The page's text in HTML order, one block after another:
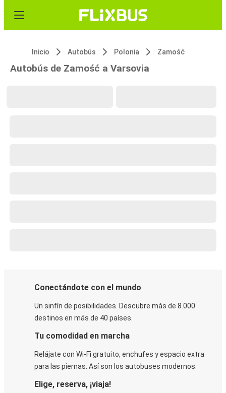
Inicio Autobús Polonia Zamość
Autobús de Zamość a Varsovia
Conectándote con el mundo
Un sinfín de posibilidades. Descubre más de 8.000
destinos en más de 40 países.
Tu comodidad en marcha
Relájate con Wi-Fi gratuito, enchufes y espacio extra
para las piernas. Así son los autobuses modernos.
Elige, reserva, ¡viaja!